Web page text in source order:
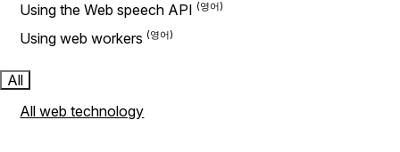
Using the Web speech API
Using web workers
All
All web technology